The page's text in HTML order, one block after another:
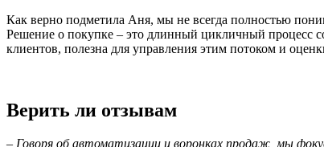
Как верно подметила Аня, мы не всегда полностью
Решение о покупке – это длинный цикличный процесс
клиентов, полезна для управления этим потоком и
Верить ли отзывам
– Говоря об автоматизации и воронках продаж, мы